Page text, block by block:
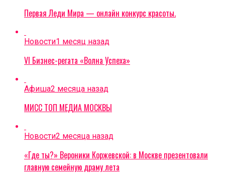
Первая Леди Мира — онлайн конкурс красоты.
Новости1 месяц назад
VI Бизнес-регата «Волна Успеха»
Афиша2 месяца назад
МИСС ТОП МЕДИА МОСКВЫ
Новости2 месяца назад
«Где ты?» Вероники Коржевской: в Москве презентовали
главную семейную драму лета